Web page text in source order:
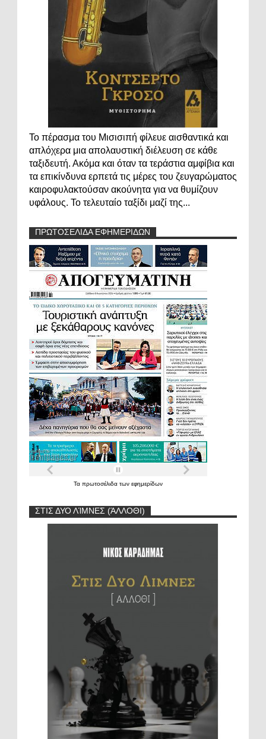
Το πέρασμα του Μισισιπή φίλευε αισθαντικά και
απλόχερα μια απολαυστική διέλευση σε κάθε
ταξιδευτή. Ακόμα και όταν τα τεράστια αμφίβια και
τα επικίνδυνα ερπετά τις μέρες του ζευγαρώματος
καιροφυλακτούσαν ακούνητα για να θυμίζουν
υφάλους. Το τελευταίο ταξίδι μαζί της...
ΠΡΩΤΟΣΕΛΙΔΑ ΕΦΗΜΕΡΙΔΩΝ
Τα πρωτοσέλιδα των εφημερίδων
ΣΤΙΣ ΔΥΟ ΛΊΜΝΕΣ (ΆΛΛΟΘΙ)